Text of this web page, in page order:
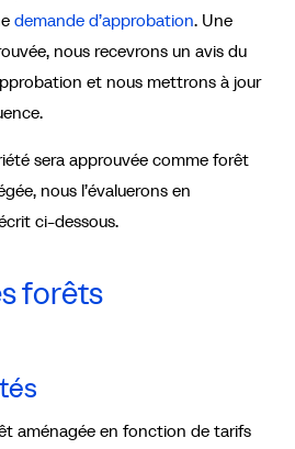
demande d’approbation. Une
nous recevrons un avis du
et nous mettrons à jour
sera approuvée comme forêt
nous l’évaluerons en
ci-dessous.
forêts
aménagée en fonction de tarifs